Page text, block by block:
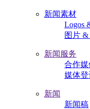
新闻素材
Logos
图片 &
新闻服务
合作媒
媒体登
新闻
新闻稿